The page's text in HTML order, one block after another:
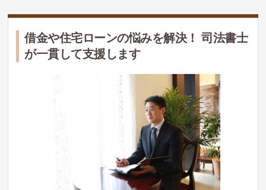
借金や住宅ローンの悩みを解決！ 司法書士
が一貫して支援します